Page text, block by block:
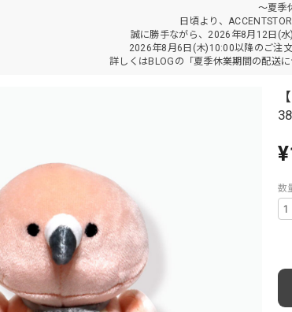
～夏季
日頃より、
誠に勝手ながら、2026年8月12日(
2026年8月6日(木)10:00以降のご注
詳しくはBLOGの「夏季休業期間の配送
38
数